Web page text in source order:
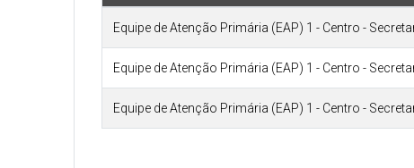
Equipe de Atenção Primária (EAP) 1 - Centro -
Equipe de Atenção Primária (EAP) 1 - Centro -
Equipe de Atenção Primária (EAP) 1 - Centro -